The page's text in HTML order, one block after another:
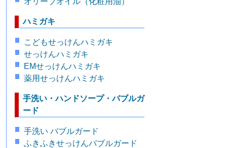
ハミガキ
こどもせっけんハミガキ
せっけんハミガキ
EMせっけんハミガキ
薬用せっけんハミガキ
手洗い・ハンドソープ・バブルガ
ード
手洗い バブルガード
ふきふきせっけんバブルガード